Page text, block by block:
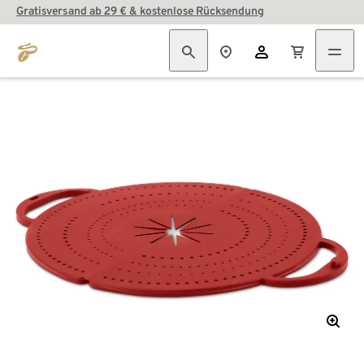
Gratisversand ab 29 € & kostenlose Rücksendung